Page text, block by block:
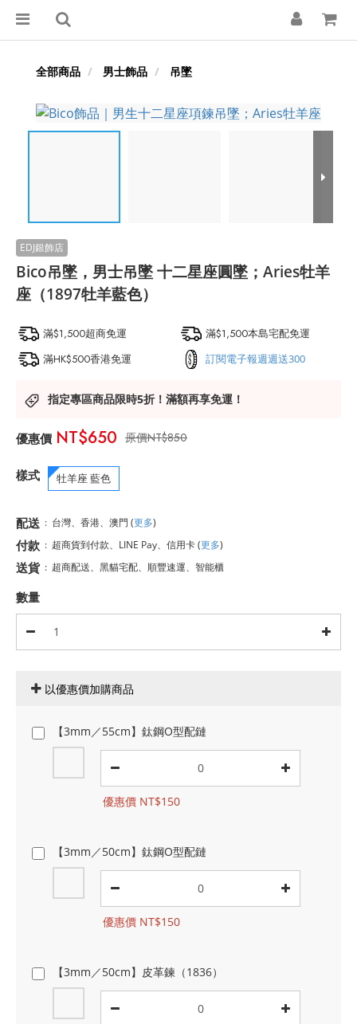
全部商品 男士飾品 吊墜
Bico吊墜，男士吊墜 十二星座圓墜；Aries牡羊
座（1897牡羊藍色）
滿$1,500超商免運
滿$1,500本島宅配免運
滿HK$500香港免運
訂閱電子報週週送300
指定專區商品限時5折！滿額再享免運！
NT$850
NT$650
樣式 牡羊座 藍色
配送 : 台灣、香港、澳門 (更多)
付款 : 超商貨到付款、LINE Pay、信用卡(更多)
送貨 : 超商配送、黑貓宅配、順豐速運、智能櫃
數量
以優惠價加購商品
【3mm／55cm】鈦鋼O型配鏈
優惠價 NT$150
【3mm／50cm】鈦鋼O型配鏈
優惠價 NT$150
【3mm／50cm】皮革鍊（1836）